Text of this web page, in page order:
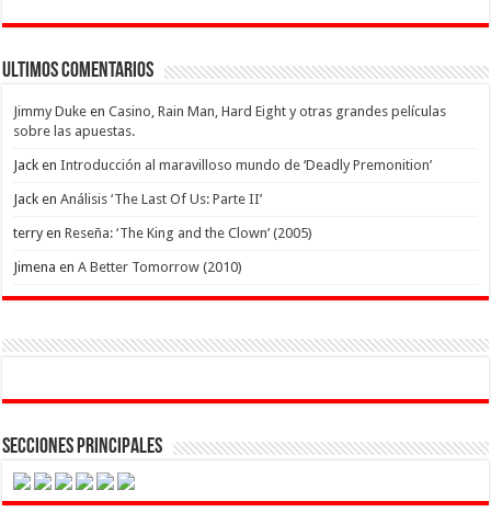
Ultimos Comentarios
Jimmy Duke enCasino, Rain Man, Hard Eight y otras grandes películas
sobre las apuestas.
Jack enIntroducción al maravilloso mundo de ‘Deadly Premonition’
Jack enAnálisis ‘The Last Of Us: Parte II’
terryenReseña: ‘The King and the Clown’ (2005)
Jimena enA Better Tomorrow (2010)
Secciones Principales